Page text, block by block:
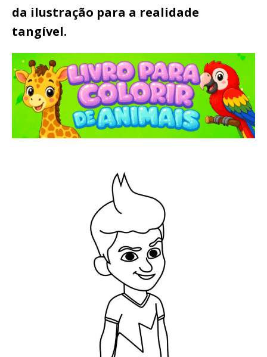
da ilustração para a realidade
tangível.